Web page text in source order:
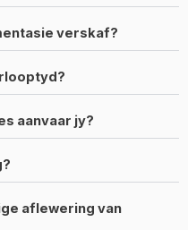
verskaf?
aanvaar jy?
aflewering van